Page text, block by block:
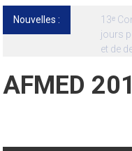
Nouvelles :
13ᵉ
jours
et de
AFMED